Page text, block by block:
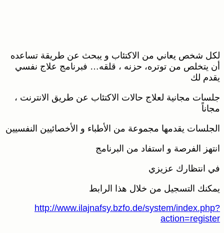
لكل شخص يعاني من الاكتئاب و يبحث عن طريقة تساعده
أن يتخلص من توتره، حزنه ، قلقه… فبرنامج علاج نفسي
يقدم لك
جلسات مجانية لعلاج حالات الاكتئاب عن طريق الانترنت ،
مجاناً
الجلسات يقدمها مجموعة من الأطباء و الأخصائيين النفسيين
انتهز الفرصة و استفاد من البرنامج
في انتظارك عزيزي
يمكنك التسجيل من خلال هذا الرابط
http://www.ilajnafsy.bzfo.de/system/index.php?
action=register